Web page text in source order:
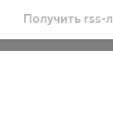
Получить rss-